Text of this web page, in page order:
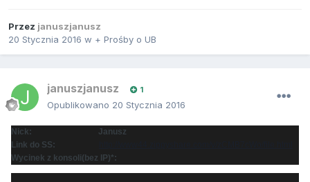
Przez januszjanusz
20 Stycznia 2016 w + Prośby o UB
januszjanusz 1
Opublikowano 20 Stycznia 2016
Nick: Janusz
Link do SS:
Wycinek z konsoli(bez IP)*: